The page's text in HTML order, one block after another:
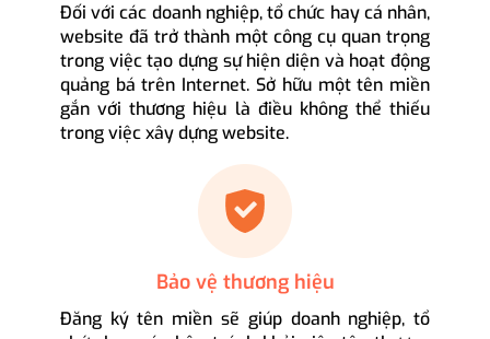
Đối với các doanh nghiệp, tổ chức hay cá nhân,
website đã trở thành một công cụ quan trọng
trong việc tạo dựng sự hiện diện và hoạt động
quảng bá trên Internet. Sở hữu một tên miền
gắn với thương hiệu là điều không thể thiếu
trong việc xây dựng website.
Bảo vệ thương hiệu
Đăng ký tên miền sẽ giúp doanh nghiệp, tổ